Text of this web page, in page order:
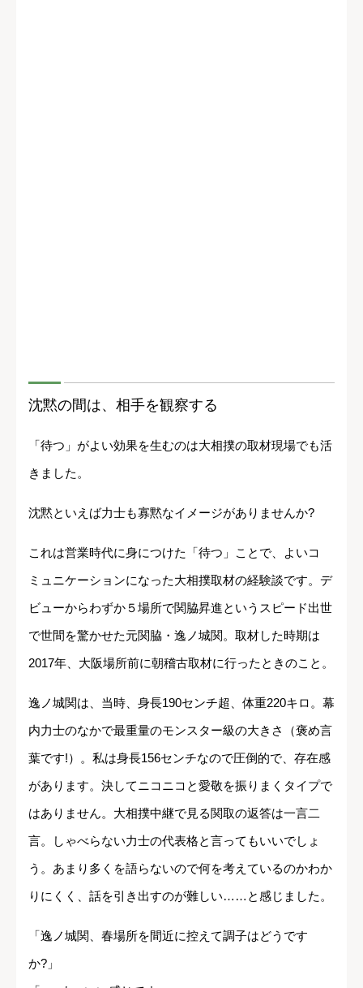
沈黙の間は、相手を観察する
「待つ」がよい効果を生むのは大相撲の取材現場でも活
きました。
沈黙といえば力士も寡黙なイメージがありませんか?
これは営業時代に身につけた「待つ」ことで、よいコ
ミュニケーションになった大相撲取材の経験談です。デ
ビューからわずか５場所で関脇昇進というスピード出世
で世間を驚かせた元関脇・逸ノ城関。取材した時期は
2017年、大阪場所前に朝稽古取材に行ったときのこと。
逸ノ城関は、当時、身長190センチ超、体重220キロ。幕
内力士のなかで最重量のモンスター級の大きさ（褒め言
葉です!）。私は身長156センチなので圧倒的で、存在感
があります。決してニコニコと愛敬を振りまくタイプで
はありません。大相撲中継で見る関取の返答は一言二
言。しゃべらない力士の代表格と言ってもいいでしょ
う。あまり多くを語らないので何を考えているのかわか
りにくく、話を引き出すのが難しい……と感じました。
「逸ノ城関、春場所を間近に控えて調子はどうです
か?」